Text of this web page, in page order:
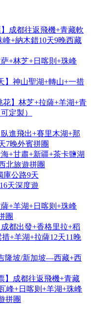
成都往返飛機+青藏軟
+納木錯10天9晚西藏
+林芝+日喀則+珠峰
】神山聖湖+轉山+一措
花】林芝+拉薩+羊湖+青
定製）
進飛出+賽里木湖+那
7晚外賓拼團
+甘肅+新疆+茶卡鹽湖
北旅遊拼團
庫公路9天
天深度遊
+羊湖+日喀则+珠峰
團
都出發+香格里拉+稻
+羊湖+拉薩12天11晚
隆坡/新加坡—西藏+西
】成都往返飛機+青藏
峰+日喀则+羊湖+珠峰
拼團